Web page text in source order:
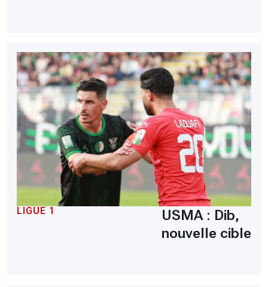
LIGUE 1
USMA : Dib,
nouvelle cible